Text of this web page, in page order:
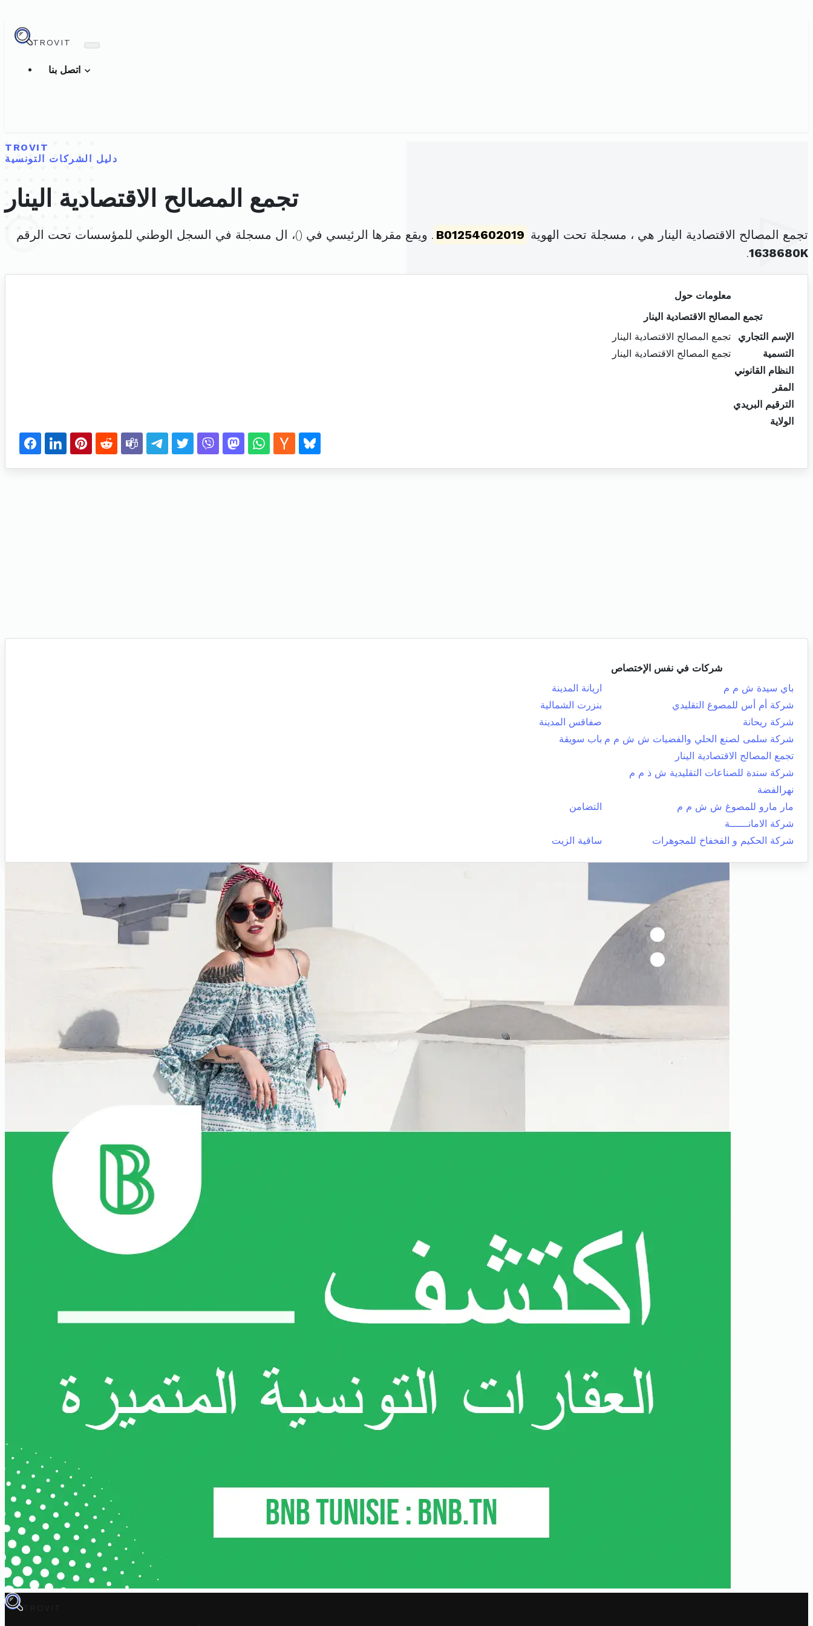
TROVIT
TROVIT
دليل الشركات التونسية
تجمع المصالح الاقتصادية الينار
تجمع المصالح الاقتصادية الينار هي ، مسجلة تحت الهوية B01254602019 . ويقع مقرها الرئيسي في ()، ال مسجلة في السجل الوطني للمؤسسات تحت الرقم
1638680K
.
معلومات حول
تجمع المصالح الاقتصادية الينار
الإسم التجاري
تجمع المصالح الاقتصادية الينار
التسمية
تجمع المصالح الاقتصادية الينار
النظام القانوني
المقر
الترقيم البريدي
الولاية
شركات في نفس الإختصاص
باي سيدة ش م م
اريانة المدينة
شركة أم أس للمصوغ التقليدي
بنزرت الشمالية
شركة ريحانة
صفاقس المدينة
شركة سلمى لصنع الحلي والفضيات ش ش م م باب سويقة
تجمع المصالح الاقتصادية الينار
شركة سندة للصناعات التقليدية ش ذ م م
نهرالفضة
مار مارو للمصوغ ش ش م م
التضامن
شركة الامانــــــة
شركة الحكيم و الفخفاخ للمجوهرات
ساقية الزيت
TROVIT